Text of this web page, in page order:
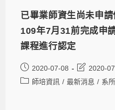
已畢業師資生尚未申
109年7月31前完成申
課程進行認定
2020-07-08
2020-
師培資訊 / 最新消息 / 系